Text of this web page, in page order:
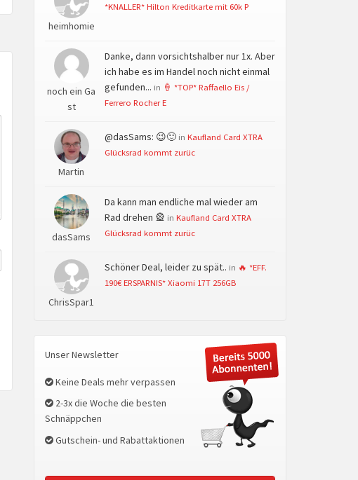
heimhomie
*KNALLER* Hilton Kreditkarte mit 60k P
noch ein Ga
st
Danke, dann vorsichtshalber nur 1x. Aber
ich habe es im Handel noch nicht einmal
gefunden... in 🍦 *TOP* Raffaello Eis /
Ferrero Rocher E
Martin
@dasSams: 😉🙂 in Kaufland Card XTRA
Glücksrad kommt zurüc
dasSams
Da kann man endliche mal wieder am
Rad drehen 🎡 in Kaufland Card XTRA
Glücksrad kommt zurüc
ChrisSpar1
Schöner Deal, leider zu spät.. in 🔥 *EFF.
190€ ERSPARNIS* Xiaomi 17T 256GB
Unser Newsletter
Keine Deals mehr verpassen
2-3x die Woche die besten
Schnäppchen
Gutschein- und Rabattaktionen